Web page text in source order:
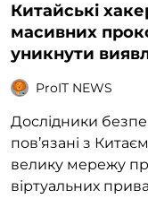
Китайські
масивних
уникнути
ProIT NEWS
Дослідники
пов’язані з
велику мережу
віртуальних